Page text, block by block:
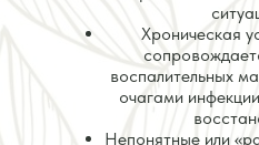
Хроническая
воспалительных
очагами
Непонятные или